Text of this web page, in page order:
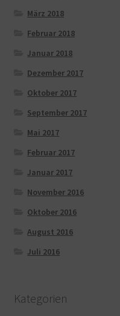
März 2018
Februar 2018
Januar 2018
Dezember 2017
Oktober 2017
September 2017
Mai 2017
Februar 2017
Januar 2017
November 2016
Oktober 2016
August 2016
Juli 2016
Kategorien